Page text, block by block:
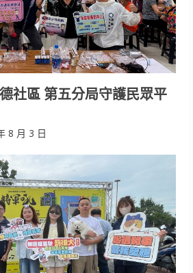
社區 第五分局守護民眾平
8 月 3 日